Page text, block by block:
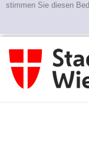
stimmen Sie diesen